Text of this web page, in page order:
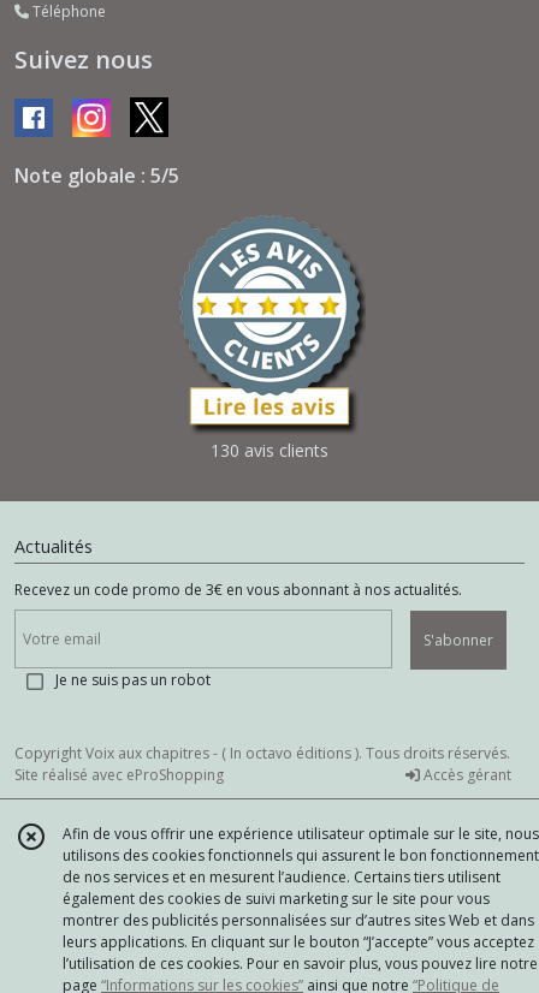
Téléphone
Suivez nous
Note globale : 5/5
130 avis clients
Actualités
Recevez un code promo de 3€ en vous abonnant à nos actualités.
S'abonner
Je ne suis pas un robot
Copyright Voix aux chapitres - ( In octavo éditions ). Tous droits réservés.
Site réalisé avec eProShopping Accès gérant
Afin de vous offrir une expérience utilisateur optimale sur le site, nous
utilisons des cookies fonctionnels qui assurent le bon fonctionnement
de nos services et en mesurent l’audience. Certains tiers utilisent
également des cookies de suivi marketing sur le site pour vous
montrer des publicités personnalisées sur d’autres sites Web et dans
leurs applications. En cliquant sur le bouton “J’accepte” vous acceptez
l’utilisation de ces cookies. Pour en savoir plus, vous pouvez lire notre
page “Informations sur les cookies” ainsi que notre “Politique de